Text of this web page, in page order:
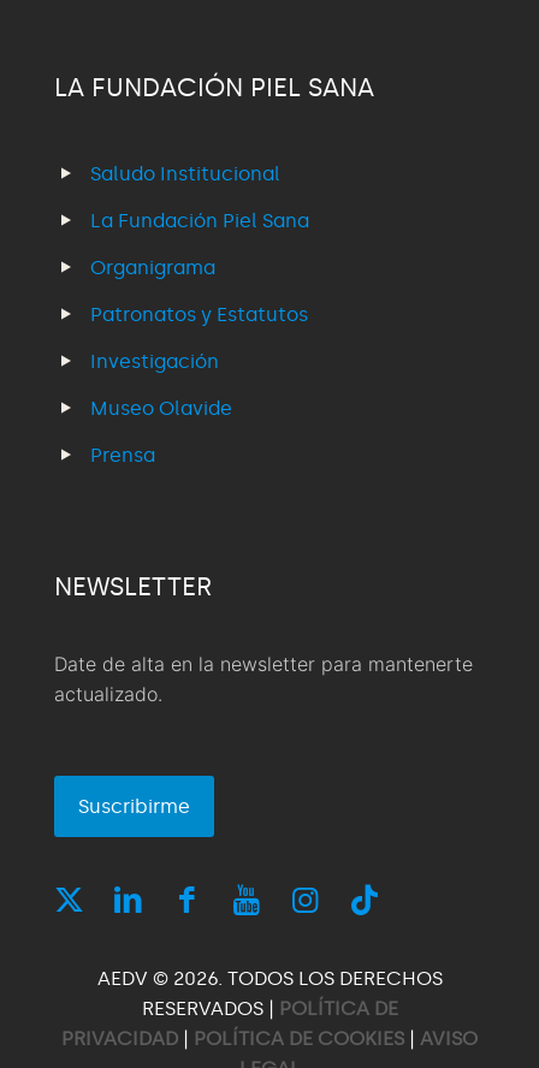
LA FUNDACIÓN PIEL SANA
Saludo Institucional
La Fundación Piel Sana
Organigrama
Patronatos y Estatutos
Investigación
Museo Olavide
Prensa
NEWSLETTER
Date de alta en la newsletter para mantenerte
actualizado.
Suscribirme
AEDV © 2026. TODOS LOS DERECHOS
RESERVADOS | POLÍTICA DE
PRIVACIDAD | POLÍTICA DE COOKIES | AVISO